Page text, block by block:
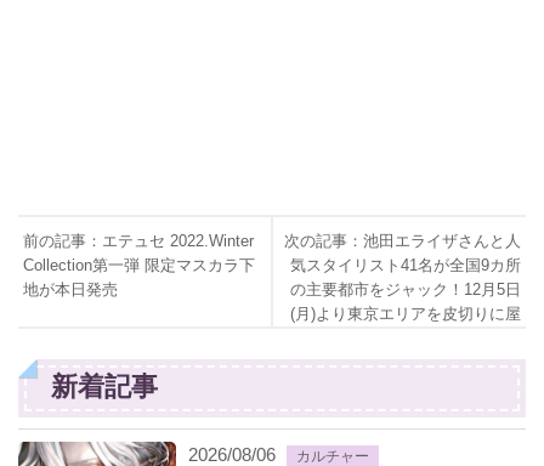
前の記事：エテュセ 2022.Winter
Collection第一弾 限定マスカラ下
地が本日発売
次の記事：池田エライザさんと人
気スタイリスト41名が全国9カ所
の主要都市をジャック！12月5日
(月)より東京エリアを皮切りに屋
新着記事
2026/08/06 カルチャー